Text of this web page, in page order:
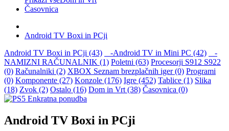
Časovnica
Android TV Boxi in PCji
Android TV Boxi in PCji (43)
-Android TV in Mini PC (42)
-
NAMIZNI RAČUNALNIK (1) Poletni (63) Procesorji S912 S922
(0) Računalniki (2) XBOX Seznam brezplačnih iger (0) Programi
(0) Komponente (27) Konzole (176) Igre (452) Tablice (1) Slika
(18) Zvok (2) Ostalo (16) Dom in Vrt (38) Časovnica (0)
Android TV Boxi in PCji